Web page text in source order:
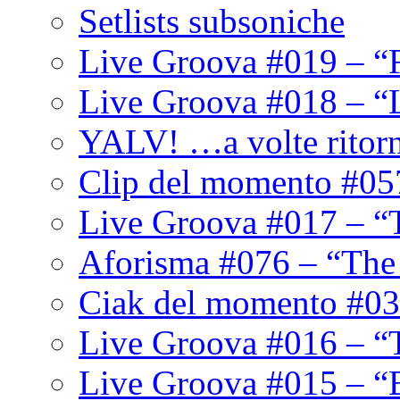
Setlists subsoniche
Live Groova #019 –
Live Groova #018 –
YALV! …a volte
Clip del momento
Live Groova #017 –
Aforisma #076 –
Ciak del momento
Live Groova #016 –
Live Groova #015 –